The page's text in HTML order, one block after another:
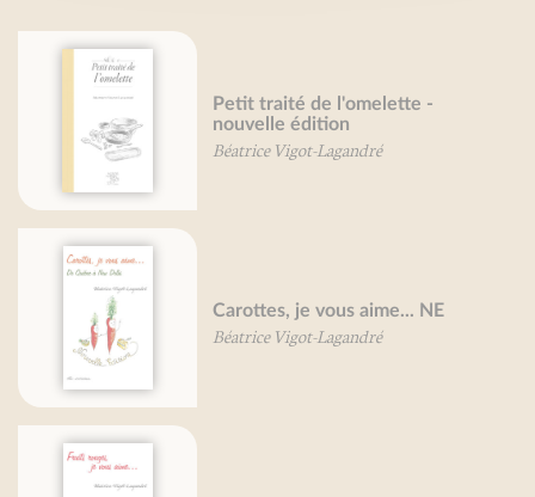
Petit traité de l'omelette -
nouvelle édition
Béatrice Vigot-Lagandré
Carottes, je vous aime... NE
Béatrice Vigot-Lagandré